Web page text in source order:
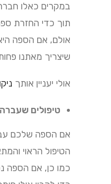
במקרים כאלו
תוך כדי החזרת
אולם, אם הספה
שיצריך מאתנו
אולי יעניין אותך
טיפולים שעברה
אם הספה שלכם
הטיפול הראוי
כמו כן, אם הספה